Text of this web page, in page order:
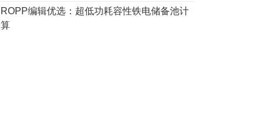
ROPP编辑优选：超低功耗容性铁电储备池计
算